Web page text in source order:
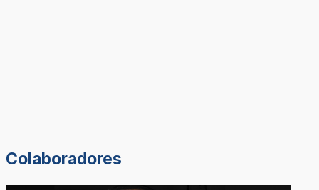
Colaboradores